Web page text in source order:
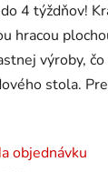
4 týždňov!
hracou
výroby,
stola.
objednávku